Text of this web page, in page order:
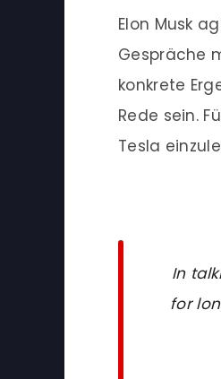
Elon Musk
Gespräche
konkrete
Rede sein.
Tesla
In
for